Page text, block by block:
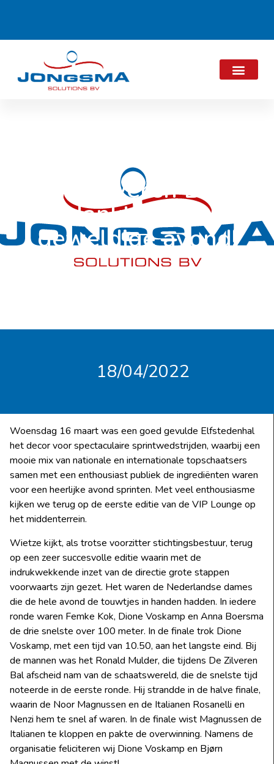
De Zilveren Bal:
Bedankt voor een
geweldige avond!
18/04/2022
Woensdag 16 maart was een goed gevulde Elfstedenhal
het decor voor spectaculaire sprintwedstrijden, waarbij een
mooie mix van nationale en internationale topschaatsers
samen met een enthousiast publiek de ingrediënten waren
voor een heerlijke avond sprinten. Met veel enthousiasme
kijken we terug op de eerste editie van de VIP Lounge op
het middenterrein.
Wietze kijkt, als trotse voorzitter stichtingsbestuur, terug
op een zeer succesvolle editie waarin met de
indrukwekkende inzet van de directie grote stappen
voorwaarts zijn gezet. Het waren de Nederlandse dames
die de hele avond de touwtjes in handen hadden. In iedere
ronde waren Femke Kok, Dione Voskamp en Anna Boersma
de drie snelste over 100 meter. In de finale trok Dione
Voskamp, met een tijd van 10.50, aan het langste eind. Bij
de mannen was het Ronald Mulder, die tijdens De Zilveren
Bal afscheid nam van de schaatswereld, die de snelste tijd
noteerde in de eerste ronde. Hij strandde in de halve finale,
waarin de Noor Magnussen en de Italianen Rosanelli en
Nenzi hem te snel af waren. In de finale wist Magnussen de
Italianen te kloppen en pakte de overwinning. Namens de
organisatie feliciteren wij Dione Voskamp en Bjørn